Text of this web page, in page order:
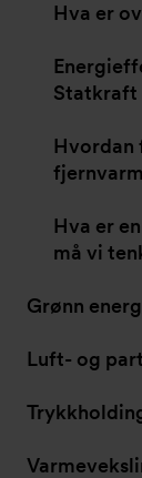
Hva er
Statkraft
Hvordan
Hva er
må vi
Grønn
Luft- og